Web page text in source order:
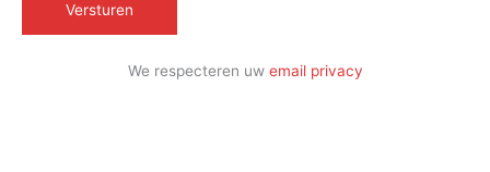
We respecteren uw email privacy